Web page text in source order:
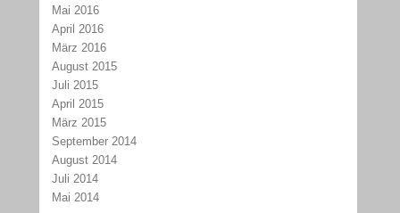
Mai 2016
April 2016
März 2016
August 2015
Juli 2015
April 2015
März 2015
September 2014
August 2014
Juli 2014
Mai 2014